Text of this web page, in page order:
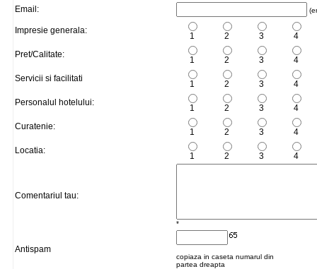
Email:
Impresie generala:
1 2 3
4
Pret/Calitate:
1 2 3
4
Servicii si facilitati
1 2 3
4
Personalul hotelului:
1 2 3
4
Curatenie:
1 2 3
4
Locatia:
1 2 3 4
Comentariul tau:
*
Antispam
copiaza in caseta numarul din
partea dreapta